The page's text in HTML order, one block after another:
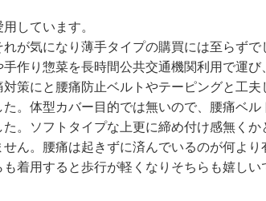
り注意
性のある方は使用しない。
しない。
しています。
が気になり薄手タイプの購買には至らずで
作り惣菜を長時間公共交通機関利用で運
策にと腰痛防止ベルトやテーピングと工
た。体型カバー目的では無いので、腰痛ベ
。ソフトタイプな上更に締め付け感無く
ん。腰痛は起きずに済んでいるのが何より
着用すると歩行が軽くなりそちらも嬉し